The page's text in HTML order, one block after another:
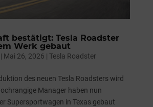
bestätigt: Tesla Roadster
Werk gebaut
| Mai 26, 2026 | Tesla Roadster
des neuen Tesla Roadsters wird
Manager haben nun
Supersportwagen in Texas gebaut